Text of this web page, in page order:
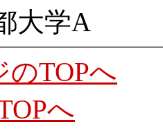
大学A
のTOPへ
へ